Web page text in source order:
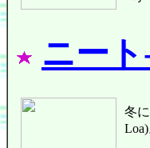
ニー
冬